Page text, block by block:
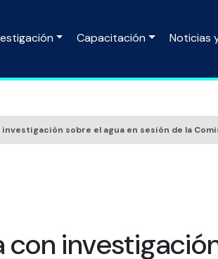
Capacitación Noticias
sobre el agua en sesión de la
con